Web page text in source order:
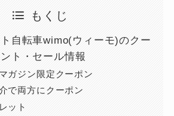
もくじ
自転車wimo(ウィーモ)のクー
ト・セール情報
ガジン限定クーポン
で両方にクーポン
ット